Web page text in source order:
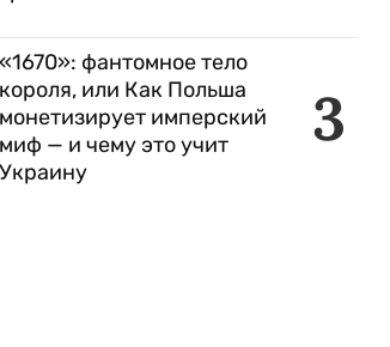
3
«1670»: фантомное тело
короля, или Как Польша
монетизирует имперский
миф — и чему это учит
Украину